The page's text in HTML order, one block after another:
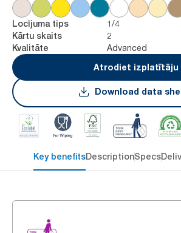
Locījuma tips 1/4
Kārtu skaits 2
Kvalitāte
Advanced
Atrodiet izplatītāju
Download data
Key benefitsDescriptionSpecs